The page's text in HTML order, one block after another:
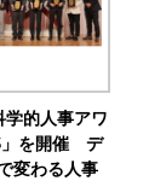
学的人事アワ
」を開催 デ
変わる人事